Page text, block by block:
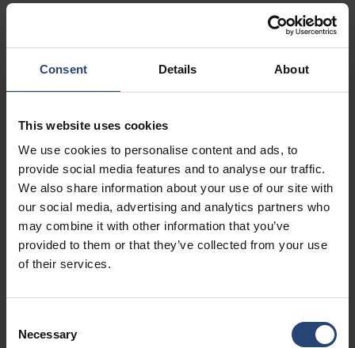
Consent Details About
This website uses cookies
We use cookies to personalise content and ads, to
provide social media features and to analyse our traffic.
We also share information about your use of our site with
our social media, advertising and analytics partners who
may combine it with other information that you’ve
provided to them or that they’ve collected from your use
of their services.
Selection
Necessary
Pokaż na mapie
USA - Nefab Packaging North LLC -
Illinois
1539 Hunter Rd
Hanover Park, IL 60133
+1 630-451-5345 x50103